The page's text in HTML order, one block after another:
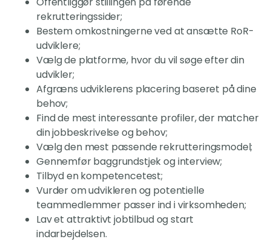
rekrutteringssider;
Bestem omkostningerne ved at ansætte RoR-
udviklere;
Vælg de platforme, hvor du vil søge efter din
udvikler;
Afgræns udviklerens placering baseret på dine
behov;
Find de mest interessante profiler, der matcher
din jobbeskrivelse og behov;
Vælg den mest passende rekrutteringsmodel;
Gennemfør baggrundstjek og interview;
Tilbyd en kompetencetest;
Vurder om udvikleren og potentielle
teammedlemmer passer ind i virksomheden;
Lav et attraktivt jobtilbud og start
indarbejdelsen.